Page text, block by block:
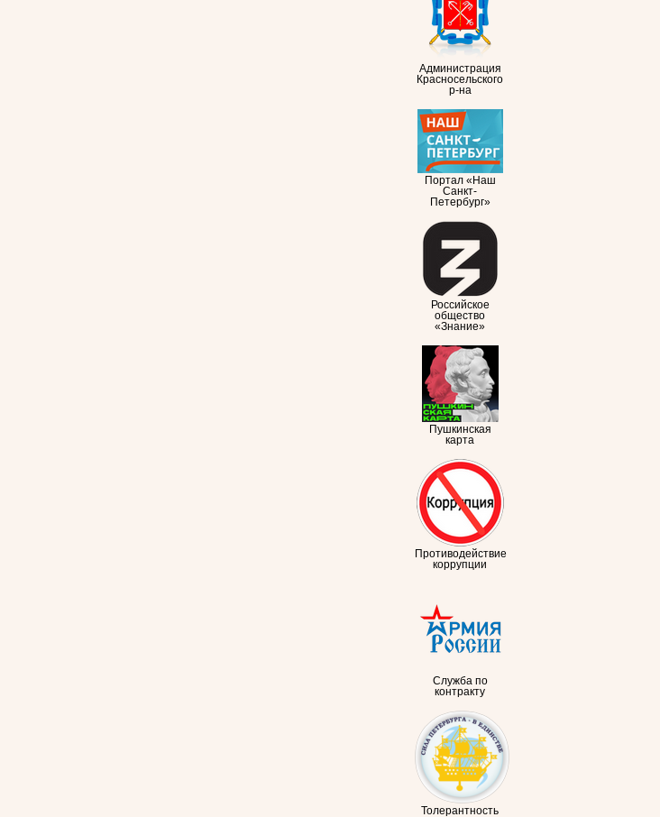
Администрация
Красносельского
р-на
Портал «Наш
Санкт-
Петербург»
Российское
общество
«Знание»
Пушкинская
карта
Противодействие
коррупции
Служба по
контракту
Толерантность